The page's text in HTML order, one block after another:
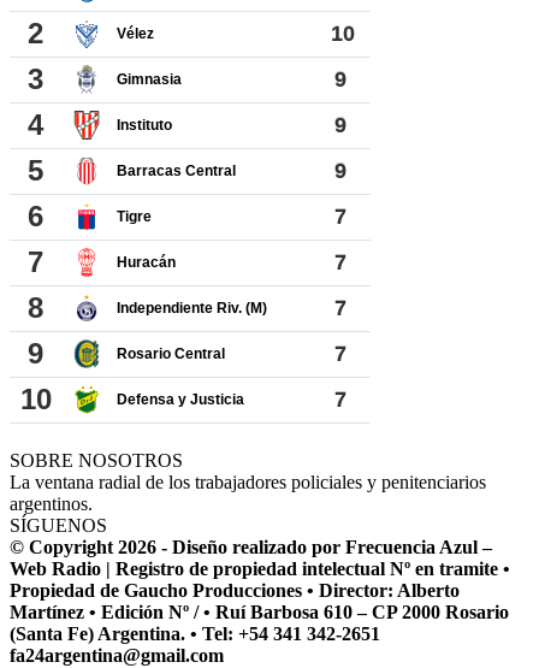
SOBRE NOSOTROS
La ventana radial de los trabajadores policiales y penitenciarios
argentinos.
SÍGUENOS
© Copyright 2026 - Diseño realizado por Frecuencia Azul –
Web Radio | Registro de propiedad intelectual Nº en tramite •
Propiedad de Gaucho Producciones • Director: Alberto
Martínez • Edición Nº / • Ruí Barbosa 610 – CP 2000 Rosario
(Santa Fe) Argentina. • Tel: +54 341 342-2651
fa24argentina@gmail.com